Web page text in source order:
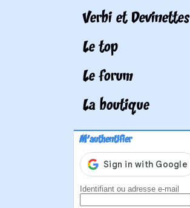
Verbi et Devinettes
Le top
Le forum
La boutique
M'authentifier
Identifiant ou adresse e-mail